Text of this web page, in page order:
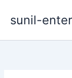
sunil-